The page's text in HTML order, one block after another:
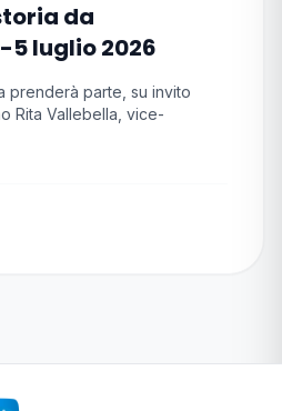
da
luglio 2026
prenderà parte, su invito
Rita Vallebella, vice-